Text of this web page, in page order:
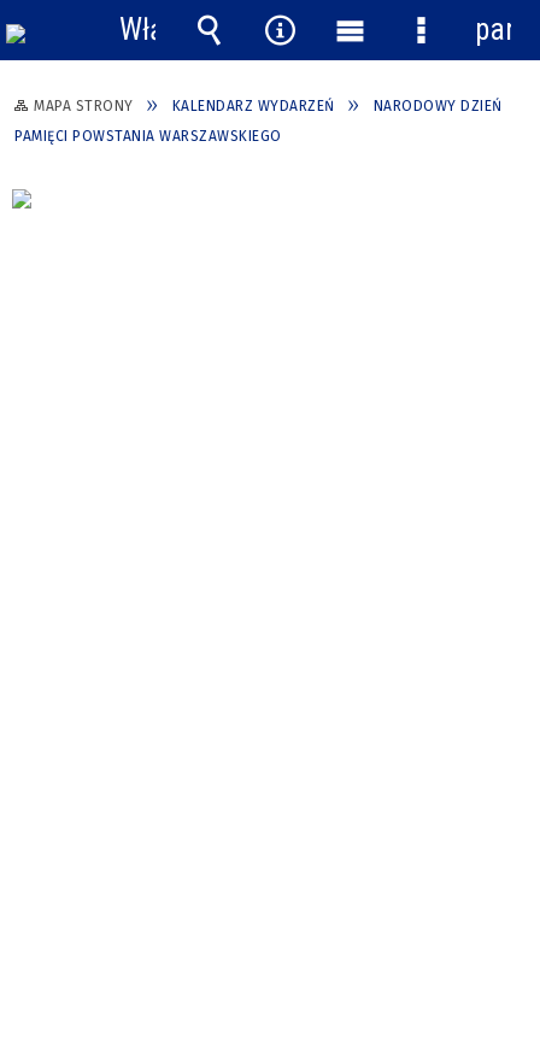
MAPA STRONY KALENDARZ WYDARZEŃ
NARODOWY DZIEŃ
PAMIĘCI POWSTANIA WARSZAWSKIEGO
Włącz
powiadomienia
Wyszukiwarka
Narzędzia
Menu
główne
Menu
panel